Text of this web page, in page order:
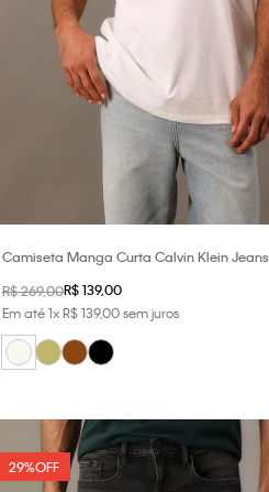
Camiseta Manga Curta Calvin Klein Jeans
R$269,00R$ 139,00
Em até1xR$ 139,00sem juros
29%OFF